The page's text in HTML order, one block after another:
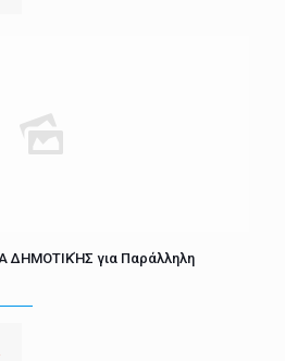
ΔΗΜΟΤΙΚΉΣ για Παράλληλη